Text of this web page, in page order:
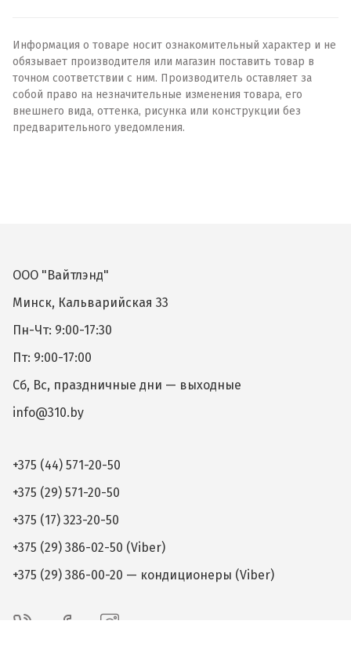
Информация о товаре носит ознакомительный характер и не
обязывает производителя или магазин поставить товар в
точном соответствии с ним. Производитель оставляет за
собой право на незначительные изменения товара, его
внешнего вида, оттенка, рисунка или конструкции без
предварительного уведомления.
ООО "Вайтлэнд"
Минск, Кальварийская 33
Пн-Чт: 9:00-17:30
Пт: 9:00-17:00
Сб, Вс, праздничные дни — выходные
info@310.by
+375 (44) 571-20-50
+375 (29) 571-20-50
+375 (17) 323-20-50
+375 (29) 386-02-50 (Viber)
+375 (29) 386-00-20 — кондиционеры (Viber)